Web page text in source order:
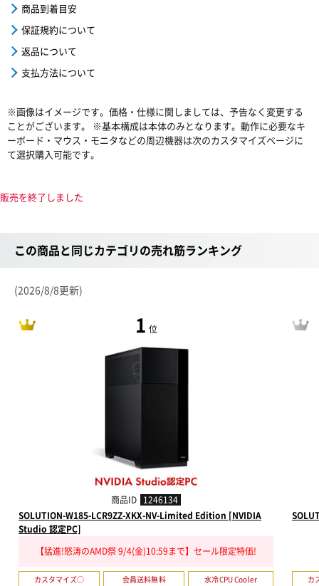
商品到着目安
保証規約について
返品について
支払方法について
※画像はイメージです。価格・仕様に関しましては、予告なく変更する
ことがございます。 ※基本構成は本体のみとなります。動作に必要なキ
ーボード・マウス・モニタなどの周辺機器は次のカスタマイズページに
て選択購入可能です。
販売を終了しました
この商品と同じカテゴリの売れ筋ランキング
(2026/8/8更新)
1 位
商品ID 1246134
SOLUTION-W185-LCR9ZZ-XKX-NV-Limited Edition [NVIDIA
Studio 認定PC]
【猛進!怒涛のAMD祭 9/4(金)10:59まで】セール限定特価!
カスタマイズ○ 会員送料無料 水冷CPU Cooler カ